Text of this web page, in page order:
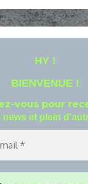
HY !
BIENVENUE !
vous pour
news et plein